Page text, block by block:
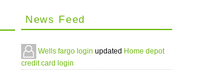
News Feed
Wells fargo login updated Home depot
credit card login